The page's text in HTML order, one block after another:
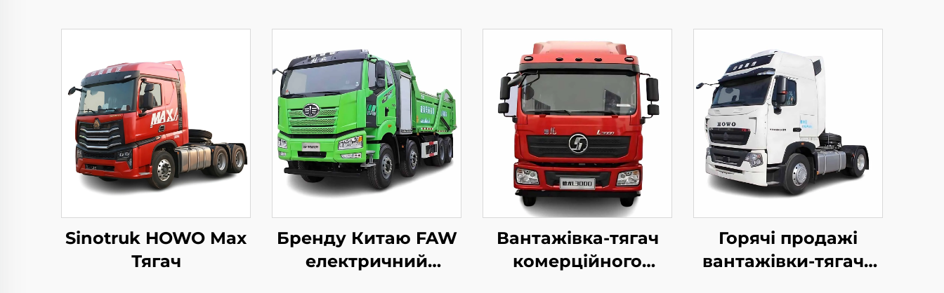
Sinotruk HOWO Max
Тягач
Бренду Китаю FAW
електричний
Вантажівка-тягач
комерційного
Горячі продажі
вантажівки-тягача